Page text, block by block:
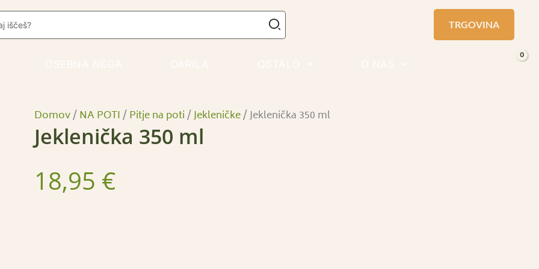
TRGOVINA
Domov/NA POTI/Pitje na poti/Jekleničke/ Jeklenička 350 ml
Jeklenička 350 ml
18,95 €
količina